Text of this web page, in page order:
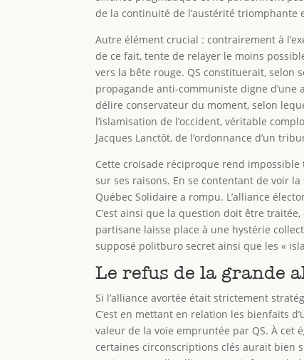
de la continuité de l’austérité triomphante
Autre élément crucial : contrairement à
de ce fait, tente de relayer le moins
vers la bête rouge. QS constituerait,
propagande anti-communiste digne d’une
délire conservateur du moment, selon
l’islamisation de l’occident, véritable
Jacques Lanctôt, de l’ordonnance d’un
Cette croisade réciproque rend
sur ses raisons. En se contentant de voir
Québec Solidaire a rompu. L’alliance
C’est ainsi que la question doit être
partisane laisse place à une hystérie
supposé politburo secret ainsi que les «
Le refus de la grande
Si l’alliance avortée était strictement
C’est en mettant en relation les bienfaits
valeur de la voie empruntée par QS. À cet
certaines circonscriptions clés aurait bien